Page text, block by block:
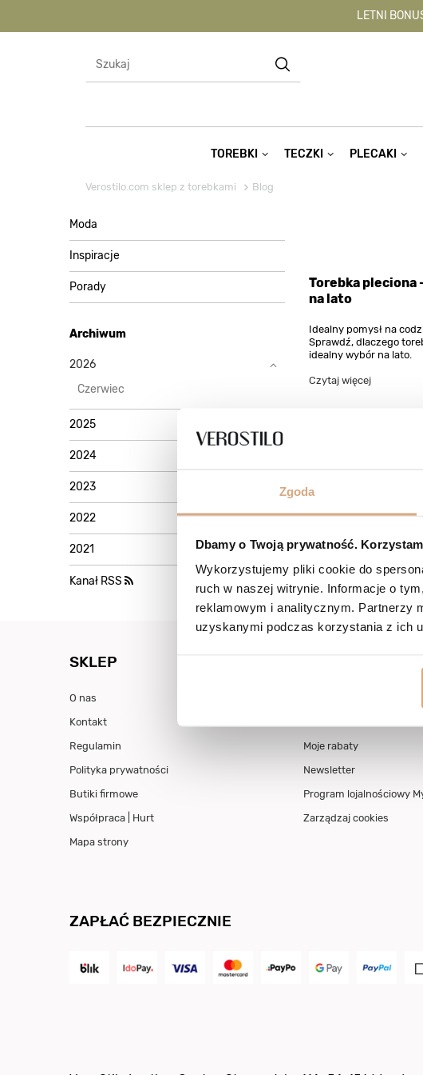
Zgoda
Dbamy o Twoją prywatność.
Wykorzystujemy pliki cookie do
ruch w naszej witrynie. Informacje o
reklamowym i analitycznym. Partnerzy
uzyskanymi podczas korzystania z ich
LETNI
TOREBKI TECZKI PLECAKI
Verostilo.com sklep z torebkami Blog
Moda
Inspiracje
Porady
Archiwum
2026
Czerwiec
2025
2024
2023
2022
2021
Kanał RSS
Torebka pleciona
na lato
Idealny pomysł na
Sprawdź, dlaczego
idealny wybór na lato.
Czytaj więcej
Poznaj nasze
SKLEP
O nas
Kontakt
Regulamin
Polityka prywatności
Butiki firmowe
Współpraca | Hurt
Mapa strony
Moje rabaty
Newsletter
Program lojalnościowy
Zarządzaj cookies
ZAPŁAĆ BEZPIECZNIE